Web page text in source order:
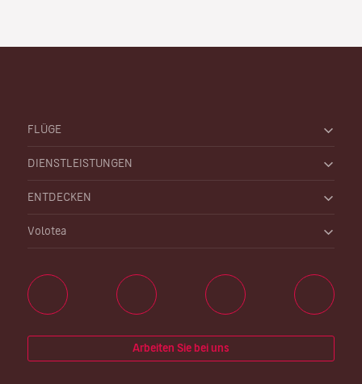
FLÜGE
DIENSTLEISTUNGEN
ENTDECKEN
Volotea
Arbeiten Sie bei uns